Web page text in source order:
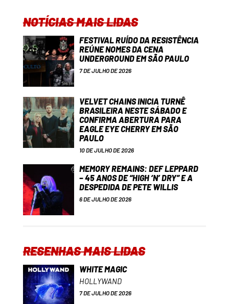
NOTÍCIAS MAIS LIDAS
FESTIVAL RUÍDO DA RESISTÊNCIA
REÚNE NOMES DA CENA
UNDERGROUND EM SÃO PAULO
7 DE JULHO DE 2026
VELVET CHAINS INICIA TURNÊ
BRASILEIRA NESTE SÁBADO E
CONFIRMA ABERTURA PARA
EAGLE EYE CHERRY EM SÃO
PAULO
10 DE JULHO DE 2026
MEMORY REMAINS: DEF LEPPARD
– 45 ANOS DE “HIGH ‘N’ DRY” E A
DESPEDIDA DE PETE WILLIS
6 DE JULHO DE 2026
RESENHAS MAIS LIDAS
WHITE MAGIC
HOLLYWAND
7 DE JULHO DE 2026